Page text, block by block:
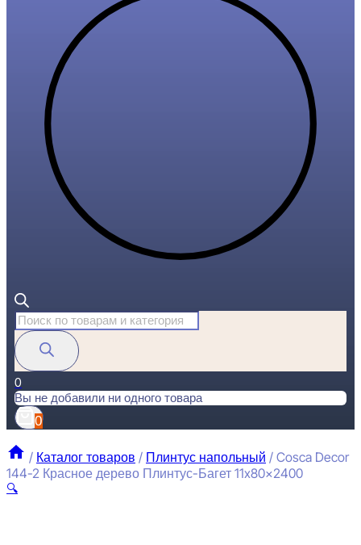
Поиск
товаров
0
Вы не добавили ни одного товара
0
/ Каталог товаров / Плинтус напольный / Cosca Decor
144-2 Красное дерево Плинтус-Багет 11x80x2400
🔍